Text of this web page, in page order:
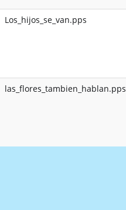
Los_hijos_se_van.pps
las_flores_tambien_hablan.pps